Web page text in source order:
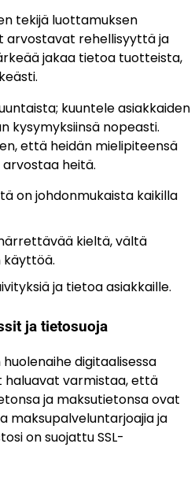
tekijä luottamuksen
arvostavat rehellisyyttä ja
jakaa tietoa tuotteista,
kuuntele asiakkaiden
kysymyksiinsä nopeasti.
että heidän mielipiteensä
heitä.
on johdonmukaista kaikilla
kieltä, vältä
käyttöä.
ja tietoa asiakkaille.
ja tietosuoja
huolenaihe digitaalisessa
haluavat varmistaa, että
ja maksutietonsa ovat
maksupalveluntarjoajia ja
on suojattu SSL-